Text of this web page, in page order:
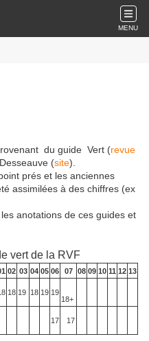
MENU
du guide Vert (revue
(site).
prés et les anciennes
assimilées à des chiffres (ex
anotations de ces guides et
vert de la RVF
02 03 04 05 06 07 08 09 10 11 12 13
18 19 18 19 19
18+
17 17